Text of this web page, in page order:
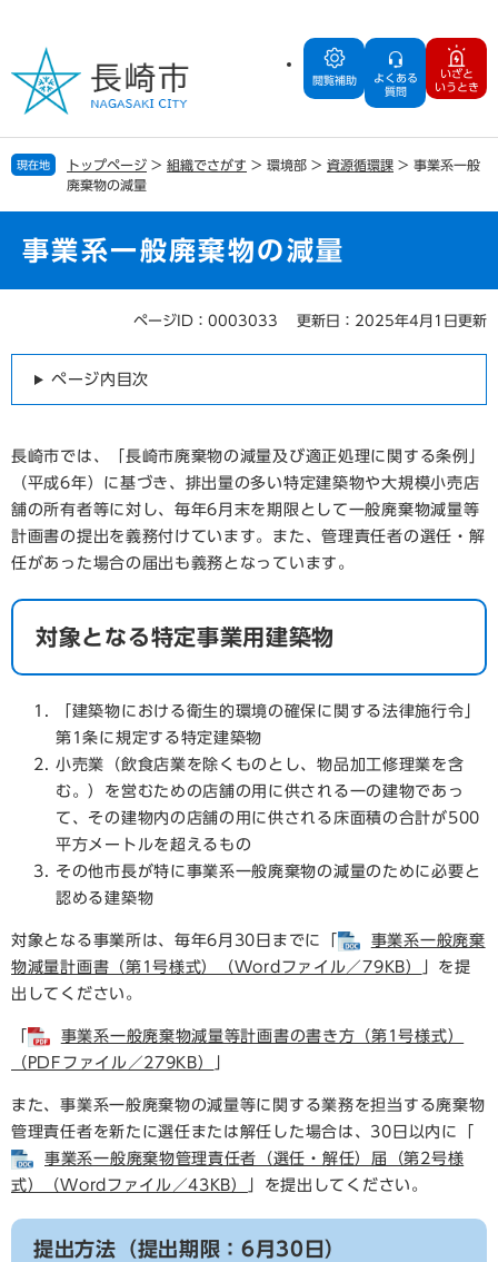
の
で
す
ー
ば
し
閲覧補助
よくある
質問
いざと
いうとき
現在地 トップページ > 組織でさがす > 環境部 > 資源循環課 > 事業系一般
廃棄物の減量
事業系一般廃棄物の減量
ページID：0003033 更新日：2025年4月1日更新
ページ内目次
長崎市では、「長崎市廃棄物の減量及び適正処理に関する条例」
（平成6年）に基づき、排出量の多い特定建築物や大規模小売店
舗の所有者等に対し、毎年6月末を期限として一般廃棄物減量等
計画書の提出を義務付けています。また、管理責任者の選任・解
任があった場合の届出も義務となっています。
対象となる特定事業用建築物
「建築物における衛生的環境の確保に関する法律施行令」
第1条に規定する特定建築物
小売業（飲食店業を除くものとし、物品加工修理業を含
む。）を営むための店舗の用に供される一の建物であっ
て、その建物内の店舗の用に供される床面積の合計が500
平方メートルを超えるもの
その他市長が特に事業系一般廃棄物の減量のために必要と
認める建築物
対象となる事業所は、毎年6月30日までに「
事業系一般廃棄
物減量計画書（第1号様式）（Wordファイル／79KB）
」を提
出してください。
事業系一般廃棄物減量等計画書の書き方（第1号様式）
（PDFファイル／279KB）
また、事業系一般廃棄物の減量等に関する業務を担当する廃棄物
管理責任者を新たに選任または解任した場合は、30日以内に「
事業系一般廃棄物管理責任者（選任・解任）届（第2号様
式）（Wordファイル／43KB）
」を提出してください。
提出方法（提出期限：6月30日）